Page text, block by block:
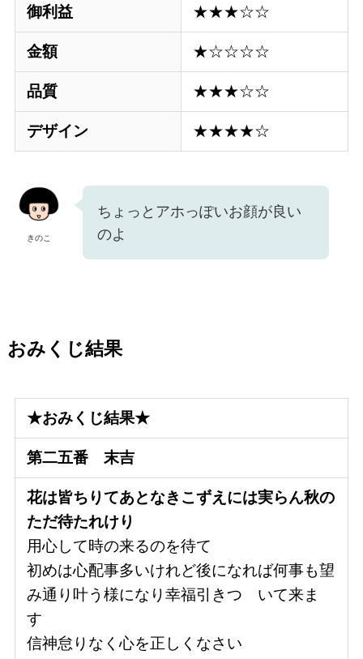
御利益 ★★★☆☆
金額 ★☆☆☆☆
品質 ★★★☆☆
デザイン ★★★★☆
きのこ
ちょっとアホっぽいお顔が良い
のよ
おみくじ結果
★おみくじ結果★
第二五番 末吉
花は皆ちりてあとなきこずえには実らん秋の
ただ待たれけり
用心して時の来るのを待て
初めは心配事多いけれど後になれば何事も望
み通り叶う様になり幸福引きつゞいて来ま
す
信神怠りなく心を正しくなさい